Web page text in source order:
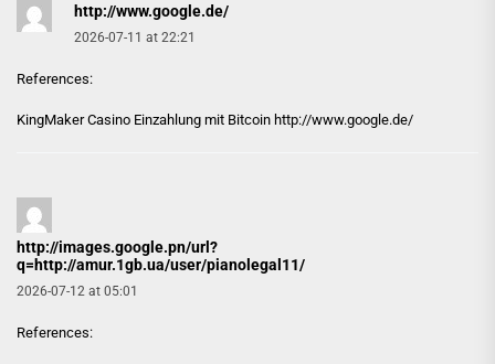
http://www.google.de/
2026-07-11 at 22:21
References:
KingMaker Casino Einzahlung mit Bitcoin http://www.google.de/
http://images.google.pn/url?
q=http://amur.1gb.ua/user/pianolegal11/
2026-07-12 at 05:01
References: